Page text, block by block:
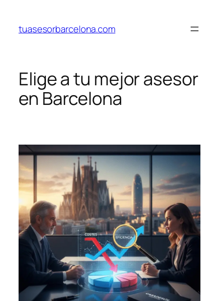
contenido
tuasesorbarcelona.com
Elige a tu mejor asesor
en Barcelona